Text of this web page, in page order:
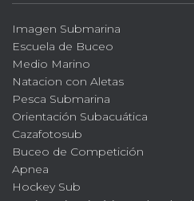
Imagen Submarina
Escuela de Buceo
Medio Marino
Natacion con Aletas
Pesca Submarina
Orientación Subacuática
Cazafotosub
Buceo de Competición
Apnea
Hockey Sub